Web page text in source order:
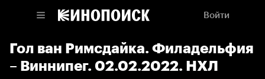
Войти
Гол ван Римсдайка. Филадельфия
– Виннипег. 02.02.2022. НХЛ